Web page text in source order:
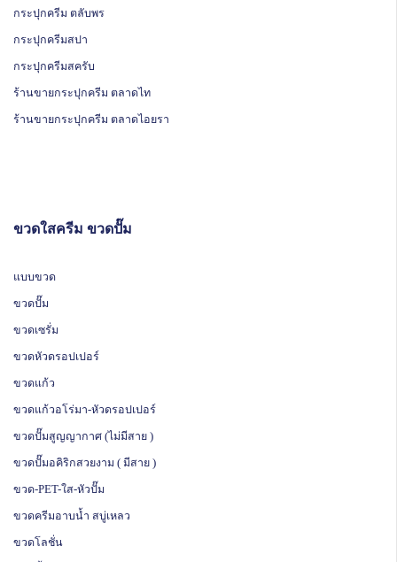
กระปุกครีม ตลับพร
กระปุกครีมสปา
กระปุกครีมสครับ
ร้านขายกระปุกครีม ตลาดไท
ร้านขายกระปุกครีม ตลาดไอยรา
ขวดใสครีม ขวดปั๊ม
แบบขวด
ขวดปั๊ม
ขวดเซรั่ม
ขวดหัวดรอปเปอร์
ขวดแก้ว
ขวดแก้วอโร่มา-หัวดรอปเปอร์
ขวดปั๊มสูญญากาศ (ไม่มีสาย )
ขวดปั๊มอคิริกสวยงาม ( มีสาย )
ขวด-PET-ใส-หัวปั๊ม
ขวดครีมอาบน้ำ สบู่เหลว
ขวดโลชั่น